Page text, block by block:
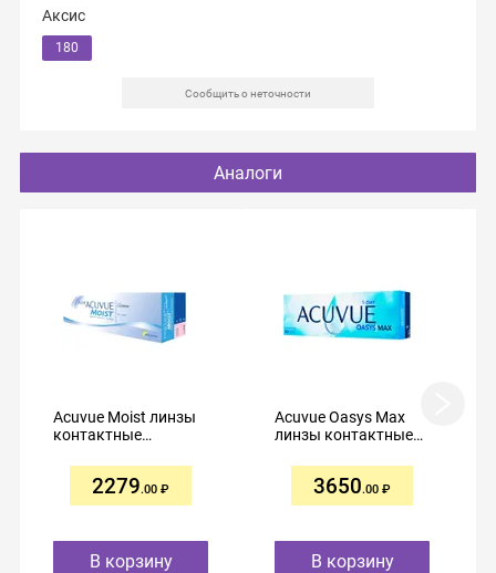
Аксис
180
Сообщить о неточности
Аналоги
Acuvue Moist линзы
контактные
-4,50 №30
2279.00
В корзину
Acuvue Oasys Max
линзы контактные
-4,50 №30
3650.00
В корзину